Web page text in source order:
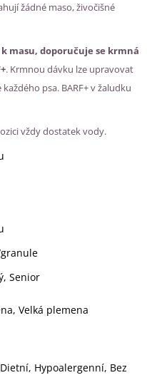
žádné maso, živočišné
masu, doporučuje se krmná
. Krmnou dávku lze upravovat
psa. BARF+ v žaludku
vždy dostatek vody.
Senior
Velká plemena
Hypoalergenní, Bez